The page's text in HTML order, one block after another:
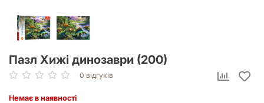
Пазл Хижі динозаври (200)
0 відгуків
Немає в наявності